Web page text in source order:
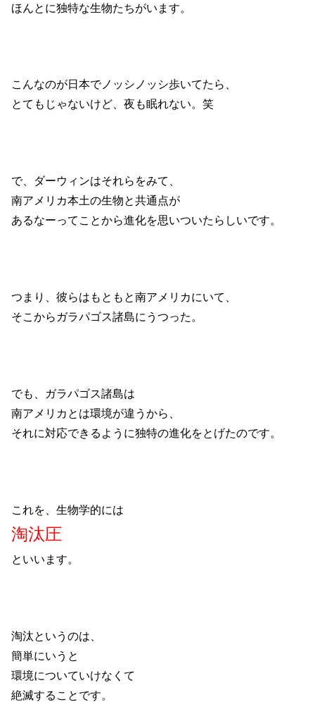
ほんとに独特な生物たちがいます。
こんなのが日本でノッシノッシ歩いてたら、
とてもじゃないけど、夜も眠れない。笑
で、ダーウィンはそれらをみて、
南アメリカ本土の生物と共通点が
あるなーってことから進化を思いついたらしいです。
つまり、彼らはもともと南アメリカにいて、
そこからガラパゴス諸島にうつった。
でも、ガラパゴス諸島は
南アメリカとは環境が違うから、
それに対応できるように独特の進化をとげたのです。
これを、生物学的には
淘汰圧
といいます。
淘汰というのは、
簡単にいうと
環境についていけなくて
絶滅することです。